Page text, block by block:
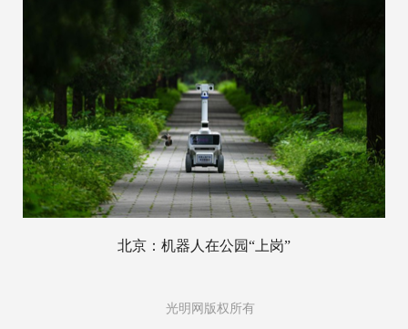
北京：机器人在公园“上岗”
光明网版权所有